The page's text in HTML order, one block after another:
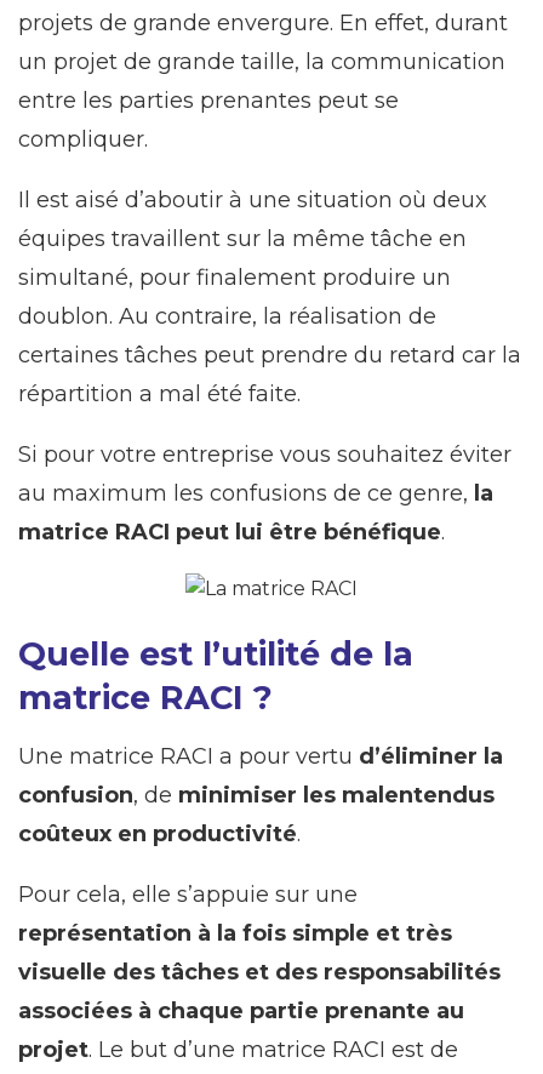
projets de grande envergure. En effet, durant
un projet de grande taille, la communication
entre les parties prenantes peut se
compliquer.
Il est aisé d’aboutir à une situation où deux
équipes travaillent sur la même tâche en
simultané, pour finalement produire un
doublon. Au contraire, la réalisation de
certaines tâches peut prendre du retard car la
répartition a mal été faite.
Si pour votre entreprise vous souhaitez éviter
au maximum les confusions de ce genre, la
matrice RACI peut lui être bénéfique.
Quelle est l’utilité de la
matrice RACI ?
Une matrice RACI a pour vertu d’éliminer la
confusion, de minimiser les malentendus
coûteux en productivité.
Pour cela, elle s’appuie sur une
représentation à la fois simple et très
visuelle des tâches et des responsabilités
associées à chaque partie prenante au
projet. Le but d’une matrice RACI est de